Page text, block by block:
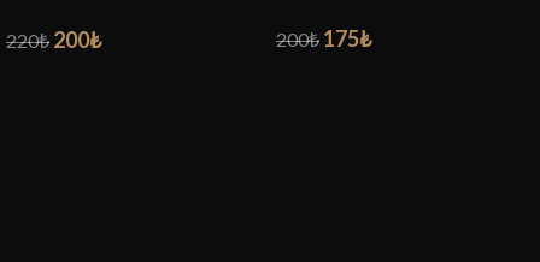
220₺ 200₺ 200₺ 175₺